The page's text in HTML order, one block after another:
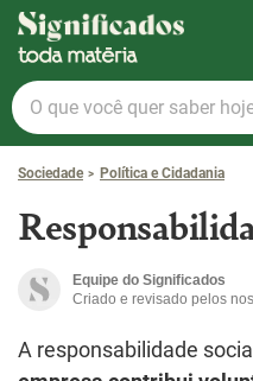
Significados
O
que
você
quer
hoje?
Sociedade Política e Cidadania
Equipe do Significados
Criado e revisado pelos
A responsabilidade